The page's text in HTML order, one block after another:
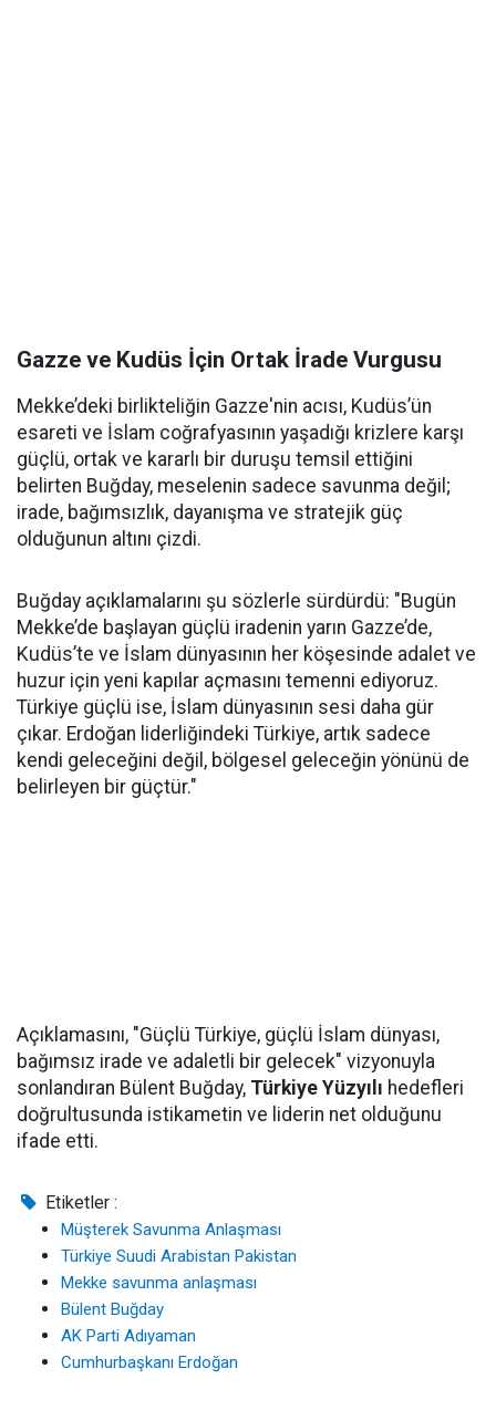
Gazze ve Kudüs İçin Ortak İrade Vurgusu
Mekke’deki birlikteliğin Gazze'nin acısı, Kudüs’ün
esareti ve İslam coğrafyasının yaşadığı krizlere karşı
güçlü, ortak ve kararlı bir duruşu temsil ettiğini
belirten Buğday, meselenin sadece savunma değil;
irade, bağımsızlık, dayanışma ve stratejik güç
olduğunun altını çizdi.
Buğday açıklamalarını şu sözlerle sürdürdü: "Bugün
Mekke’de başlayan güçlü iradenin yarın Gazze’de,
Kudüs’te ve İslam dünyasının her köşesinde adalet ve
huzur için yeni kapılar açmasını temenni ediyoruz.
Türkiye güçlü ise, İslam dünyasının sesi daha gür
çıkar. Erdoğan liderliğindeki Türkiye, artık sadece
kendi geleceğini değil, bölgesel geleceğin yönünü de
belirleyen bir güçtür."
Açıklamasını, "Güçlü Türkiye, güçlü İslam dünyası,
bağımsız irade ve adaletli bir gelecek" vizyonuyla
sonlandıran Bülent Buğday, Türkiye Yüzyılı hedefleri
doğrultusunda istikametin ve liderin net olduğunu
ifade etti.
Etiketler :
Müşterek Savunma Anlaşması
Türkiye Suudi Arabistan Pakistan
Mekke savunma anlaşması
Bülent Buğday
AK Parti Adıyaman
Cumhurbaşkanı Erdoğan